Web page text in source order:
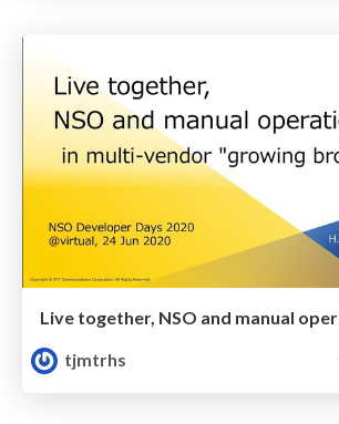
tjmtrhs